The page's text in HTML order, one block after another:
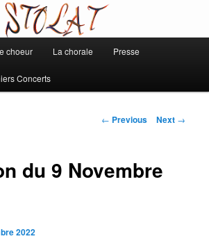
choeur La chorale Presse
Concerts
Post
← Previous Next →
du 9 Novembre
2022